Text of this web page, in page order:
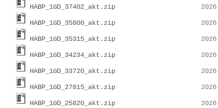
HABP_1GD_37402_akt.zip
HABP_1GD_35800_akt.zip
HABP_1GD_35315_akt.zip
HABP_1GD_34234_akt.zip
HABP_1GD_33720_akt.zip
HABP_1GD_27815_akt.zip
HABP_1GD_25820_akt.zip